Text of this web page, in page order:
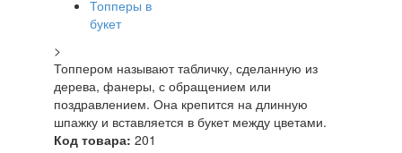
>
Топпером называют табличку, сделанную из
дерева, фанеры, с обращением или
поздравлением. Она крепится на длинную
шпажку и вставляется в букет между цветами.
Код товара: 201